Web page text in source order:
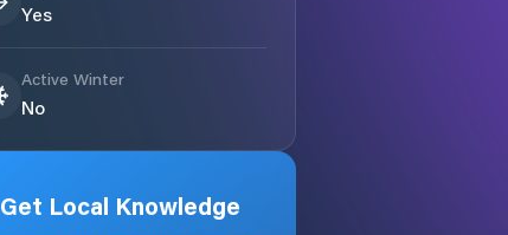
Yes
Active Winter
No
Get Local Knowledge